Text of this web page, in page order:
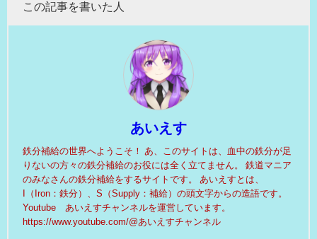
この記事を書いた人
あいえす
鉄分補給の世界へようこそ！ あ、このサイトは、血中の鉄分が足
りないの方々の鉄分補給のお役には全く立てません。 鉄道マニア
のみなさんの鉄分補給をするサイトです。 あいえすとは、
I（Iron：鉄分）、S（Supply：補給）の頭文字からの造語です。
Youtube あいえすチャンネルを運営しています。
https://www.youtube.com/@あいえすチャンネル